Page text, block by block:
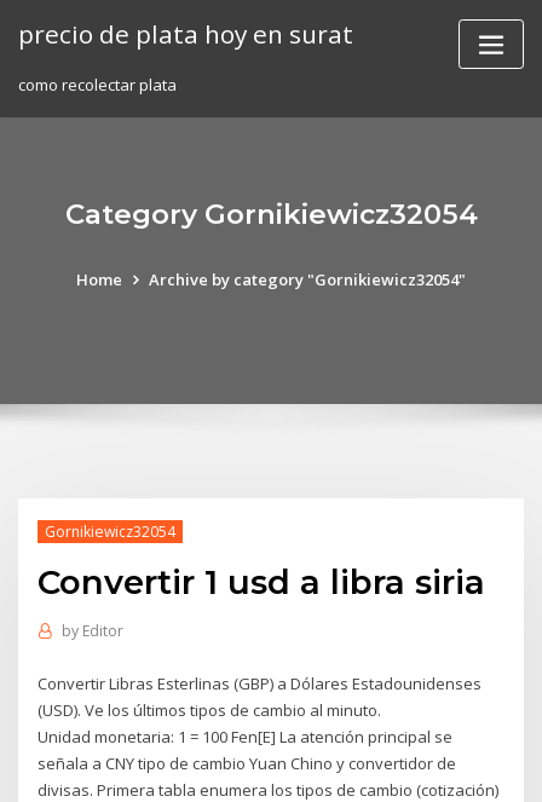
precio de plata hoy en surat
como recolectar plata
Category Gornikiewicz32054
Home Archive by category "Gornikiewicz32054"
Gornikiewicz32054
Convertir 1 usd a libra siria
by Editor
Convertir Libras Esterlinas (GBP) a Dólares Estadounidenses
(USD). Ve los últimos tipos de cambio al minuto.
Unidad monetaria: 1 = 100 Fen[E] La atención principal se
señala a CNY tipo de cambio Yuan Chino y convertidor de
divisas. Primera tabla enumera los tipos de cambio (cotización)